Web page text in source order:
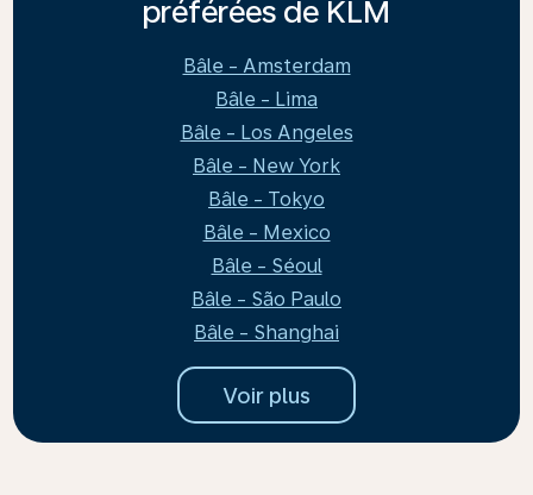
préférées de KLM
Bâle - Amsterdam
Bâle - Lima
Bâle - Los Angeles
Bâle - New York
Bâle - Tokyo
Bâle - Mexico
Bâle - Séoul
Bâle - São Paulo
Bâle - Shanghai
Voir plus